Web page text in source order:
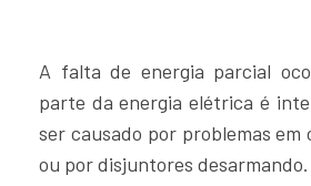
ser causado por problemas
ou por disjuntores desarmando.